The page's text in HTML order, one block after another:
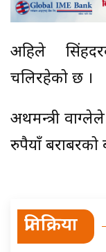
अहिले
चलिरहेको छ ।
अर्थमन्त्री
रुपैयाँ
प्रतिक्रिया